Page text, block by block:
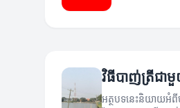
វិធីបាញ់ត្រីជាមួ
អត្ថបទនេះនិយាយអំពី